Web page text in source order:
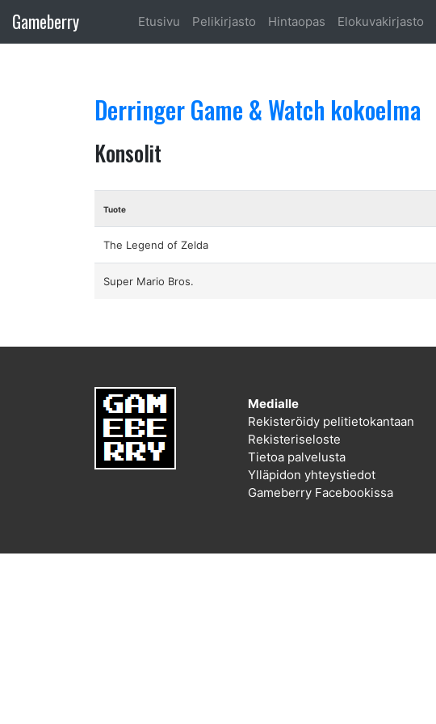
Gameberry Etusivu Pelikirjasto Hintaopas Elokuvakirjasto
Derringer Game & Watch kokoelma
Konsolit
Tuote
The Legend of Zelda
Super Mario Bros.
Medialle
Rekisteröidy pelitietokantaan
Rekisteriseloste
Tietoa palvelusta
Ylläpidon yhteystiedot
Gameberry Facebookissa